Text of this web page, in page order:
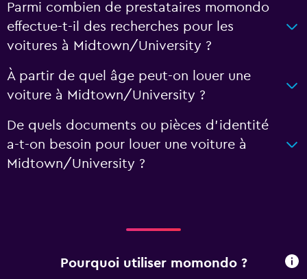
Parmi combien de prestataires momondo
effectue-t-il des recherches pour les
voitures à Midtown/University ?
À partir de quel âge peut-on louer une
voiture à Midtown/University ?
De quels documents ou pièces d'identité
a-t-on besoin pour louer une voiture à
Midtown/University ?
Pourquoi utiliser momondo ?